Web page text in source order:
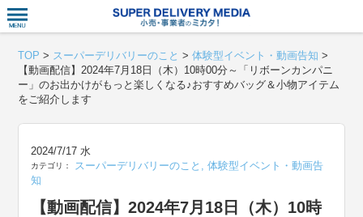
TOP > スーパーデリバリーのこと >体験型イベント・動画告知 >
【動画配信】2024年7月18日（木）10時00分～「リボーンカンパニ
ー」のお出かけがもっと楽しくなる♪おすすめバッグ＆小物アイテム
をご紹介します
2024/7/17 水
カテゴリ： スーパーデリバリーのこと ,体験型イベント・動画告
知
【動画配信】2024年7月18日（木）10時